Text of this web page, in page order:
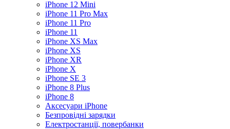
iPhone 12 Mini
iPhone 11 Pro Max
iPhone 11 Pro
iPhone 11
iPhone XS Max
iPhone XS
iPhone XR
iPhone X
iPhone SE 3
iPhone 8 Plus
iPhone 8
Аксесуари iPhone
Безпровідні зарядки
Електростанції, повербанки